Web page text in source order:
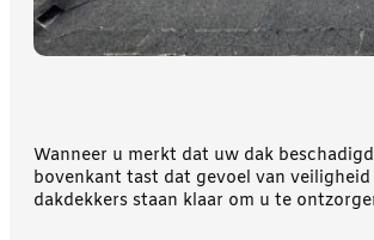
Wanneer u merkt dat uw dak
bovenkant tast dat gevoel van
dakdekkers staan klaar om u te